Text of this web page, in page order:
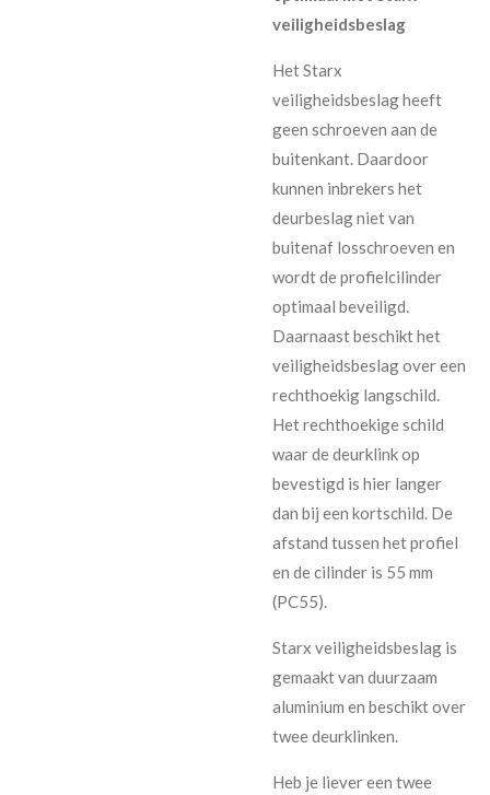
veiligheidsbeslag
Het Starx
veiligheidsbeslag heeft
geen schroeven aan de
buitenkant. Daardoor
kunnen inbrekers het
deurbeslag niet van
buitenaf losschroeven en
wordt de profielcilinder
optimaal beveiligd.
Daarnaast beschikt het
veiligheidsbeslag over een
rechthoekig langschild.
Het rechthoekige schild
waar de deurklink op
bevestigd is hier langer
dan bij een kortschild. De
afstand tussen het profiel
en de cilinder is 55 mm
(PC55).
Starx veiligheidsbeslag is
gemaakt van duurzaam
aluminium en beschikt over
twee deurklinken.
Heb je liever een twee